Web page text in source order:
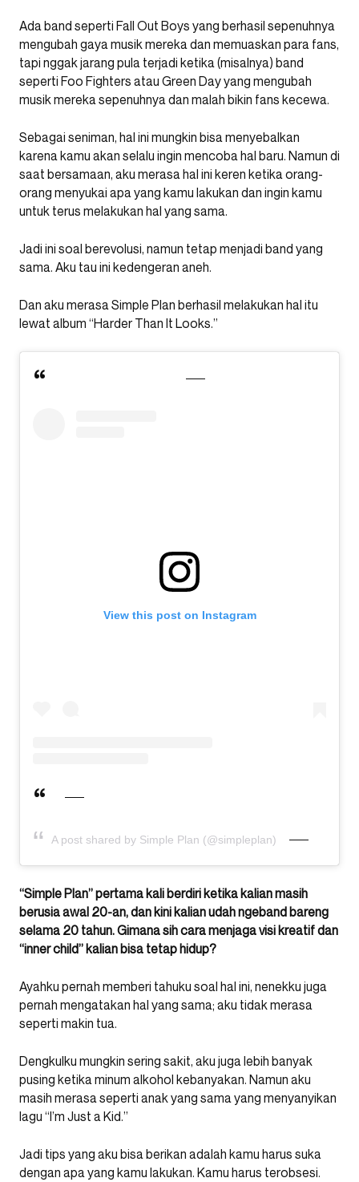
Ada band seperti Fall Out Boys yang berhasil sepenuhnya
mengubah gaya musik mereka dan memuaskan para fans,
tapi nggak jarang pula terjadi ketika (misalnya) band
seperti Foo Fighters atau Green Day yang mengubah
musik mereka sepenuhnya dan malah bikin fans kecewa.
Sebagai seniman, hal ini mungkin bisa menyebalkan
karena kamu akan selalu ingin mencoba hal baru. Namun di
saat bersamaan, aku merasa hal ini keren ketika orang-
orang menyukai apa yang kamu lakukan dan ingin kamu
untuk terus melakukan hal yang sama.
Jadi ini soal berevolusi, namun tetap menjadi band yang
sama. Aku tau ini kedengeran aneh.
Dan aku merasa Simple Plan berhasil melakukan hal itu
lewat album “Harder Than It Looks.”
View this post on Instagram
A post shared by Simple Plan (@simpleplan)
“Simple Plan” pertama kali berdiri ketika kalian masih
berusia awal 20-an, dan kini kalian udah ngeband bareng
selama 20 tahun. Gimana sih cara menjaga visi kreatif dan
“inner child” kalian bisa tetap hidup?
Ayahku pernah memberi tahuku soal hal ini, nenekku juga
pernah mengatakan hal yang sama; aku tidak merasa
seperti makin tua.
Dengkulku mungkin sering sakit, aku juga lebih banyak
pusing ketika minum alkohol kebanyakan. Namun aku
masih merasa seperti anak yang sama yang menyanyikan
lagu “I’m Just a Kid.”
Jadi tips yang aku bisa berikan adalah kamu harus suka
dengan apa yang kamu lakukan. Kamu harus terobsesi.